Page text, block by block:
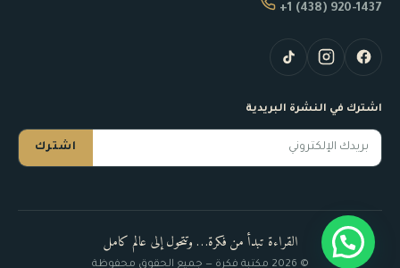
+1 (438) 920-1437
اشترك في النشرة البريدية
اشترك
القراءة تبدأ من فكرة… وتتحول إلى عالم كامل
© 2026 مكتبة فكرة — جميع الحقوق محفوظة